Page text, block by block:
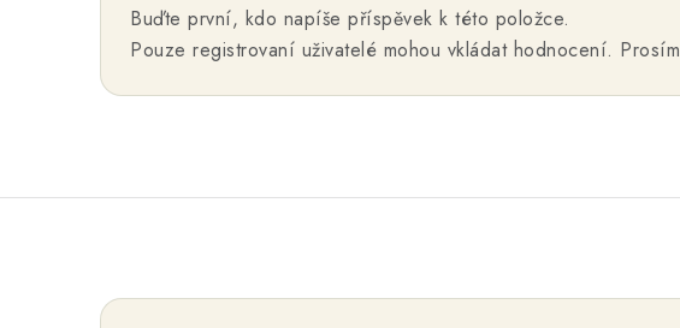
Buďte první, kdo napíše příspěvek k této položce.
Pouze registrovaní uživatelé mohou vkládat hodnocení. Prosím